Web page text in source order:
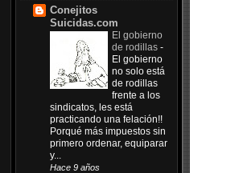
Conejitos
Suicidas.com
El gobierno
de rodillas -
El gobierno
no solo está
de rodillas
frente a los
sindicatos, les está
practicando una felación!!
Porqué más impuestos sin
primero ordenar, equiparar
y...
Hace 9 años